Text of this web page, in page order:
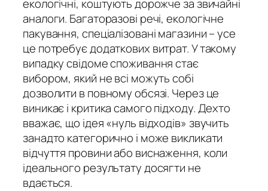
екологічні, коштують дорожче за звичайні
аналоги. Багаторазові речі, екологічне
пакування, спеціалізовані магазини – усе
це потребує додаткових витрат. У такому
випадку свідоме споживання стає
вибором, який не всі можуть собі
дозволити в повному обсязі. Через це
виникає і критика самого підходу. Дехто
вважає, що ідея «нуль відходів» звучить
занадто категорично і може викликати
відчуття провини або виснаження, коли
ідеального результату досягти не
вдається.